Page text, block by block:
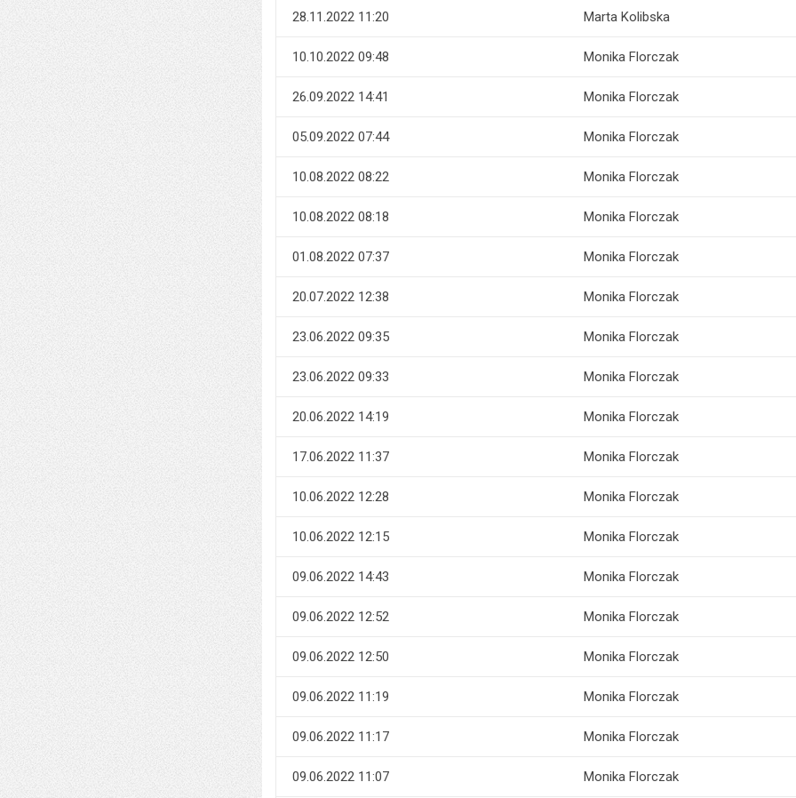
28.11.2022 11:20 Marta Kolibska
10.10.2022 09:48 Monika Florczak
26.09.2022 14:41 Monika Florczak
05.09.2022 07:44 Monika Florczak
10.08.2022 08:22 Monika Florczak
10.08.2022 08:18 Monika Florczak
01.08.2022 07:37 Monika Florczak
20.07.2022 12:38 Monika Florczak
23.06.2022 09:35 Monika Florczak
23.06.2022 09:33 Monika Florczak
20.06.2022 14:19 Monika Florczak
17.06.2022 11:37 Monika Florczak
10.06.2022 12:28 Monika Florczak
10.06.2022 12:15 Monika Florczak
09.06.2022 14:43 Monika Florczak
09.06.2022 12:52 Monika Florczak
09.06.2022 12:50 Monika Florczak
09.06.2022 11:19 Monika Florczak
09.06.2022 11:17 Monika Florczak
09.06.2022 11:07 Monika Florczak